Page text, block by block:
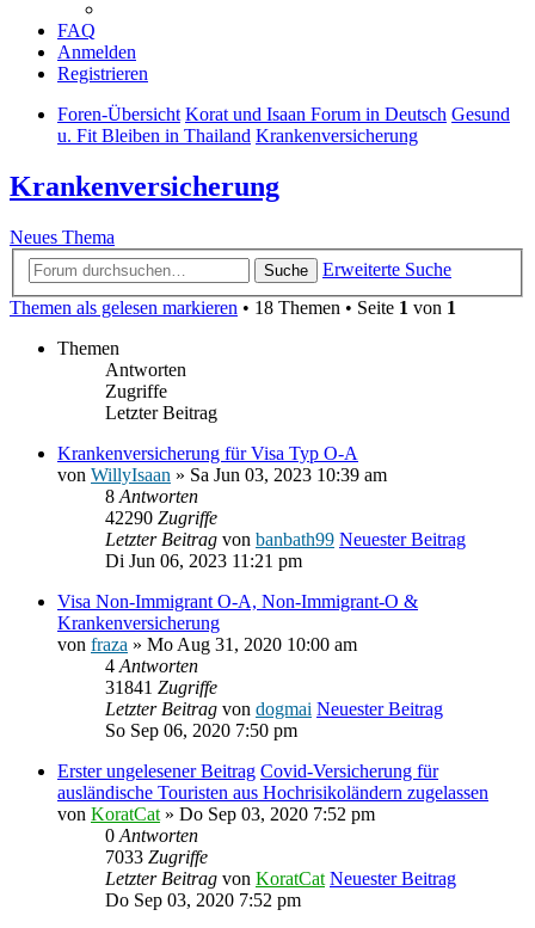
FAQ
Anmelden
Registrieren
Foren-Übersicht Korat und Isaan Forum in Deutsch Gesund
u. Fit Bleiben in Thailand Krankenversicherung
Krankenversicherung
Neues Thema
Suche
Erweiterte Suche
Themen als gelesen markieren • 18 Themen • Seite 1 von 1
Themen
Antworten
Zugriffe
Letzter Beitrag
Krankenversicherung für Visa Typ O-A
von WillyIsaan » Sa Jun 03, 2023 10:39 am
8 Antworten
42290 Zugriffe
Letzter Beitrag von banbath99 Neuester Beitrag
Di Jun 06, 2023 11:21 pm
Visa Non-Immigrant O-A, Non-Immigrant-O &
Krankenversicherung
von fraza » Mo Aug 31, 2020 10:00 am
4 Antworten
31841 Zugriffe
Letzter Beitrag von dogmai Neuester Beitrag
So Sep 06, 2020 7:50 pm
Erster ungelesener Beitrag Covid-Versicherung für
ausländische Touristen aus Hochrisikoländern zugelassen
von KoratCat » Do Sep 03, 2020 7:52 pm
0 Antworten
7033 Zugriffe
Letzter Beitrag von KoratCat Neuester Beitrag
Do Sep 03, 2020 7:52 pm